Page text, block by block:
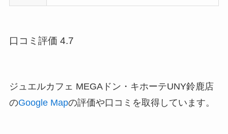
口コミ評価 4.7
ジュエルカフェ MEGAドン・キホーテUNY鈴鹿店
のGoogle Mapの評価や口コミを取得しています。